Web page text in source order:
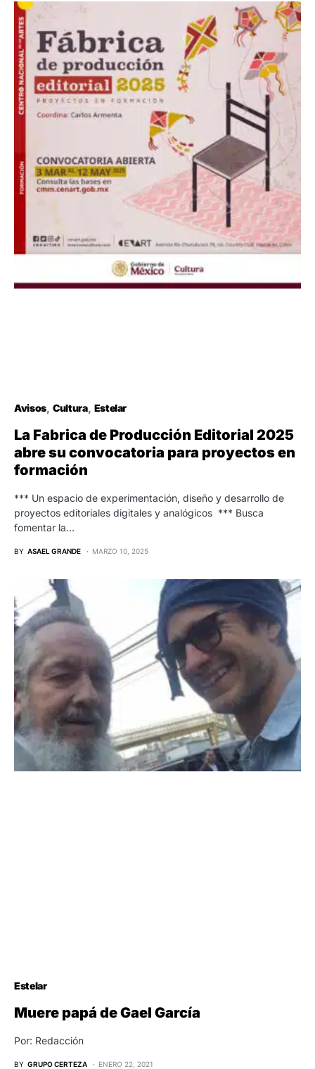
Avisos Cultura Estelar
La Fabrica de Producción Editorial 2025
abre su convocatoria para proyectos en
formación
*** Un espacio de experimentación, diseño y desarrollo de
proyectos editoriales digitales y analógicos *** Busca
fomentar la…
BY ASAEL GRANDE MARZO 10, 2025
Estelar
Muere papá de Gael García
Por: Redacción
BY GRUPO CERTEZA ENERO 22, 2021